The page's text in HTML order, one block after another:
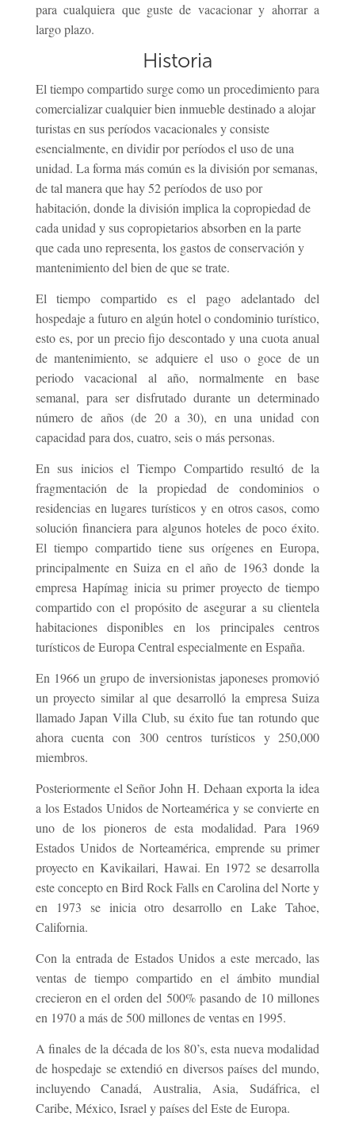
para cualquiera que guste de vacacionar y ahorrar a
largo plazo.
Historia
El tiempo compartido surge como un procedimiento para
comercializar cualquier bien inmueble destinado a alojar
turistas en sus períodos vacacionales y consiste
esencialmente, en dividir por períodos el uso de una
unidad. La forma más común es la división por semanas,
de tal manera que hay 52 períodos de uso por
habitación, donde la división implica la copropiedad de
cada unidad y sus copropietarios absorben en la parte
que cada uno representa, los gastos de conservación y
mantenimiento del bien de que se trate.
El tiempo compartido es el pago adelantado del
hospedaje a futuro en algún hotel o condominio turístico,
esto es, por un precio fijo descontado y una cuota anual
de mantenimiento, se adquiere el uso o goce de un
periodo vacacional al año, normalmente en base
semanal, para ser disfrutado durante un determinado
número de años (de 20 a 30), en una unidad con
capacidad para dos, cuatro, seis o más personas.
En sus inicios el Tiempo Compartido resultó de la
fragmentación de la propiedad de condominios o
residencias en lugares turísticos y en otros casos, como
solución financiera para algunos hoteles de poco éxito.
El tiempo compartido tiene sus orígenes en Europa,
principalmente en Suiza en el año de 1963 donde la
empresa Hapímag inicia su primer proyecto de tiempo
compartido con el propósito de asegurar a su clientela
habitaciones disponibles en los principales centros
turísticos de Europa Central especialmente en España.
En 1966 un grupo de inversionistas japoneses promovió
un proyecto similar al que desarrolló la empresa Suiza
llamado Japan Villa Club, su éxito fue tan rotundo que
ahora cuenta con 300 centros turísticos y 250,000
miembros.
Posteriormente el Señor John H. Dehaan exporta la idea
a los Estados Unidos de Norteamérica y se convierte en
uno de los pioneros de esta modalidad. Para 1969
Estados Unidos de Norteamérica, emprende su primer
proyecto en Kavikailari, Hawai. En 1972 se desarrolla
este concepto en Bird Rock Falls en Carolina del Norte y
en 1973 se inicia otro desarrollo en Lake Tahoe,
California.
Con la entrada de Estados Unidos a este mercado, las
ventas de tiempo compartido en el ámbito mundial
crecieron en el orden del 500% pasando de 10 millones
en 1970 a más de 500 millones de ventas en 1995.
A finales de la década de los 80’s, esta nueva modalidad
de hospedaje se extendió en diversos países del mundo,
incluyendo Canadá, Australia, Asia, Sudáfrica, el
Caribe, México, Israel y países del Este de Europa.